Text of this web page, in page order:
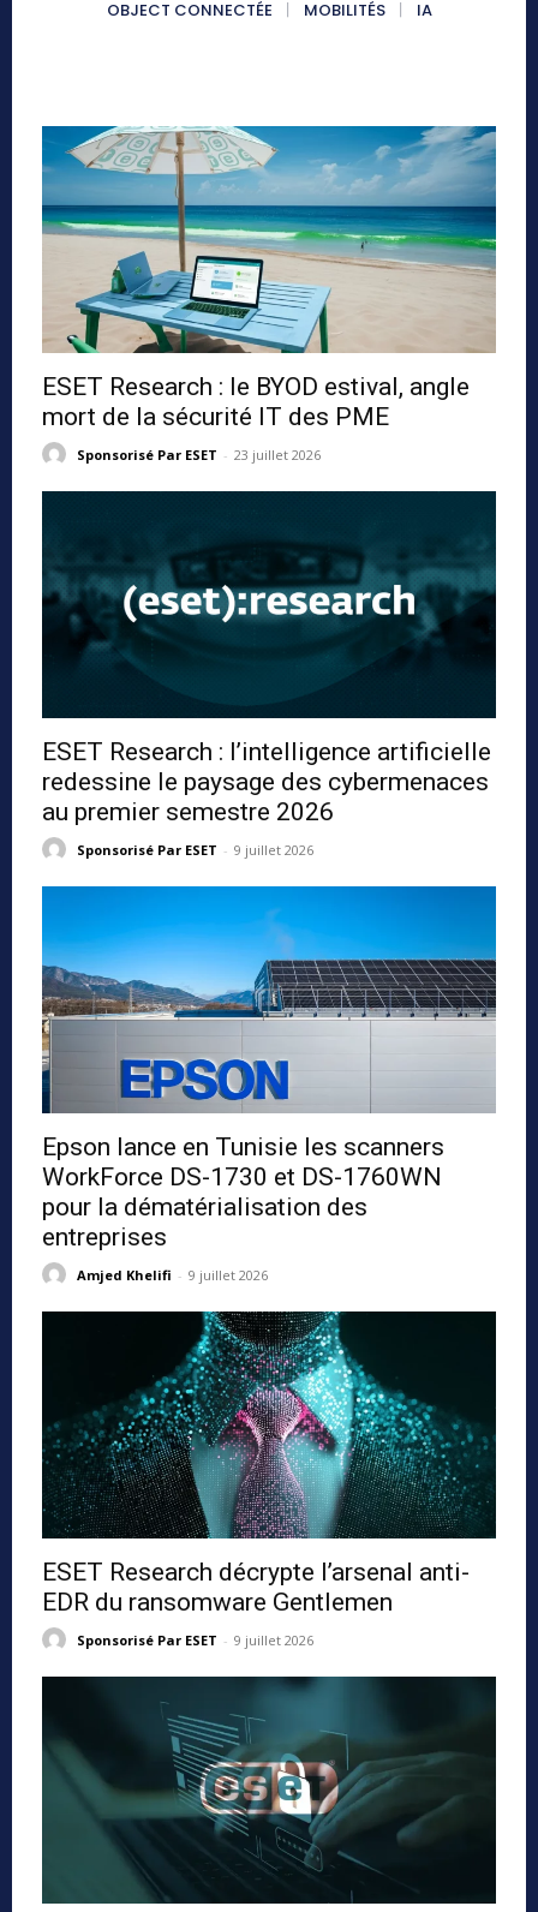
OBJECT CONNECTÉE MOBILITÉS IA
ESET Research : le BYOD estival, angle
mort de la sécurité IT des PME
Sponsorisé Par ESET - 23 juillet 2026
ESET Research : l’intelligence artificielle
redessine le paysage des cybermenaces
au premier semestre 2026
Sponsorisé Par ESET - 9 juillet 2026
Epson lance en Tunisie les scanners
WorkForce DS-1730 et DS-1760WN
pour la dématérialisation des
entreprises
Amjed Khelifi - 9 juillet 2026
ESET Research décrypte l’arsenal anti-
EDR du ransomware Gentlemen
Sponsorisé Par ESET - 9 juillet 2026